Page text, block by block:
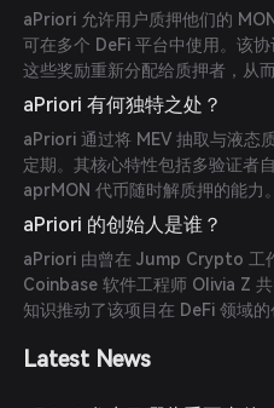
aPriori 允许用户质押他们的
可在多个 DeFi 平台中使用。该
这些奖励重新分配给质押者，从
aPriori 有何独特之处？
aPriori 通过将 MEV 抽取与液态
定期。其核心特性包括多验证者
aprMON 代币随时解质押的能力。
aPriori 的创始人是谁？
aPriori 由曾在 Jump Crypto 工
Coinbase 软件工程师 Olivia Z
知识推动了该项目在 DeFi 领域的
Latest News